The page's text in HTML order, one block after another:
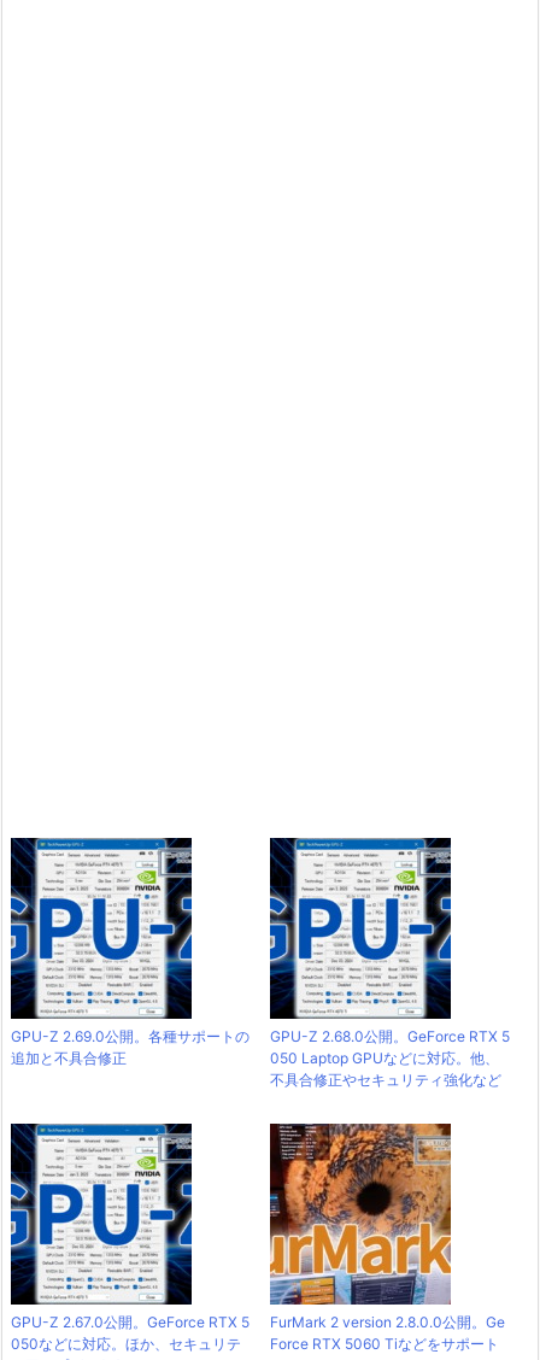
GPU-Z 2.69.0公開。各種サポートの
追加と不具合修正
GPU-Z 2.68.0公開。GeForce RTX 5
050 Laptop GPUなどに対応。他、
不具合修正やセキュリティ強化など
GPU-Z 2.67.0公開。GeForce RTX 5
050などに対応。ほか、セキュリテ
FurMark 2 version 2.8.0.0公開。Ge
Force RTX 5060 Tiなどをサポート